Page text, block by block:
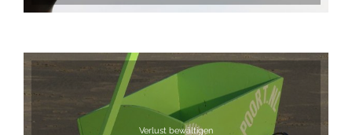
Verlust bewältigen